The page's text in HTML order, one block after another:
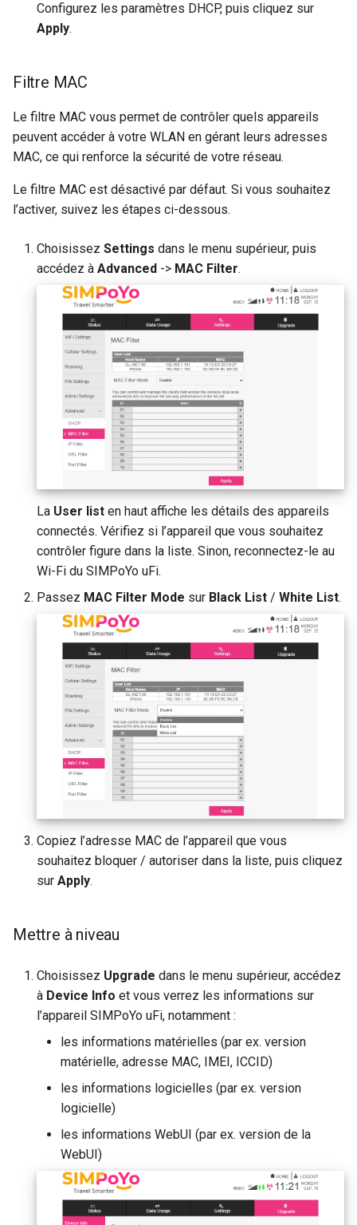
Configurez les paramètres DHCP, puis cliquez sur
Apply.
Filtre MAC
Le filtre MAC vous permet de contrôler quels appareils
peuvent accéder à votre WLAN en gérant leurs adresses
MAC, ce qui renforce la sécurité de votre réseau.
Le filtre MAC est désactivé par défaut. Si vous souhaitez
l’activer, suivez les étapes ci-dessous.
Choisissez Settings dans le menu supérieur, puis
accédez à Advanced -> MAC Filter.
La User list en haut affiche les détails des appareils
connectés. Vérifiez si l’appareil que vous souhaitez
contrôler figure dans la liste. Sinon, reconnectez-le au
Wi-Fi du SIMPoYo uFi.
Passez MAC Filter Mode sur Black List / White List.
Copiez l’adresse MAC de l’appareil que vous
souhaitez bloquer / autoriser dans la liste, puis cliquez
sur Apply.
Mettre à niveau
Choisissez Upgrade dans le menu supérieur, accédez
à Device Info et vous verrez les informations sur
l’appareil SIMPoYo uFi, notamment :
les informations matérielles (par ex. version
matérielle, adresse MAC, IMEI, ICCID)
les informations logicielles (par ex. version
logicielle)
les informations WebUI (par ex. version de la
WebUI)